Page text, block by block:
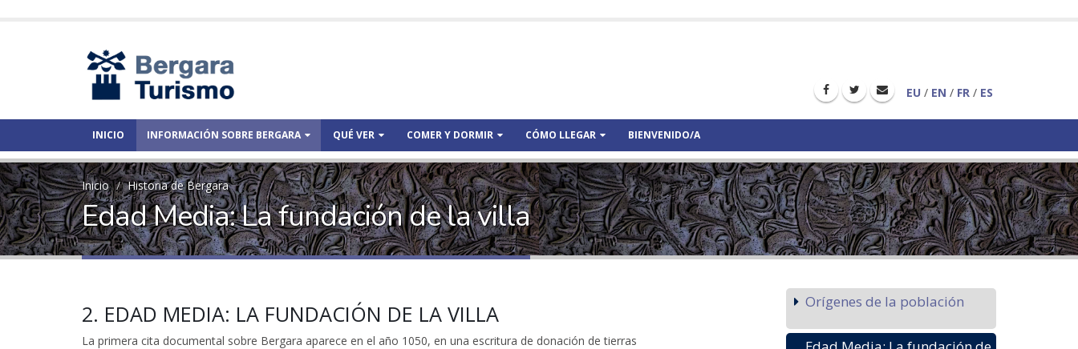
EU / EN / FR / ES
INICIO INFORMACIÓN SOBRE BERGARA QUÉ VER COMER Y DORMIR CÓMO LLEGAR BIENVENIDO/A
Inicio Historia de Bergara
Edad Media: La fundación de la villa
2. EDAD MEDIA: LA FUNDACIÓN DE LA VILLA
La primera cita documental sobre Bergara aparece en el año 1050, en una escritura de donación de tierras
Orígenes de la población